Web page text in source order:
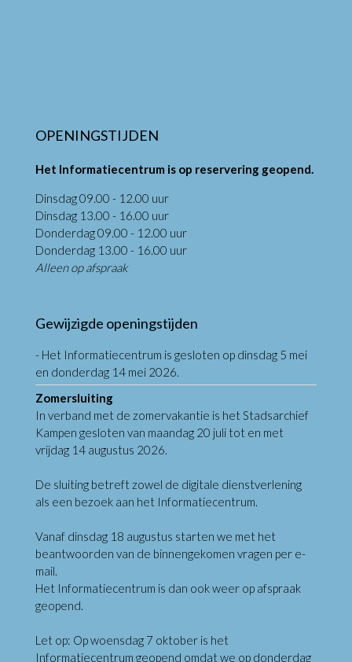
OPENINGSTIJDEN
Het Informatiecentrum is op reservering geopend.
Dinsdag 09.00 - 12.00 uur
Dinsdag 13.00 - 16.00 uur
Donderdag 09.00 - 12.00 uur
Donderdag 13.00 - 16.00 uur
Alleen op afspraak
Gewijzigde openingstijden
- Het Informatiecentrum is gesloten op dinsdag 5 mei
en donderdag 14 mei 2026.
Zomersluiting
In verband met de zomervakantie is het Stadsarchief
Kampen gesloten van maandag 20 juli tot en met
vrijdag 14 augustus 2026.
De sluiting betreft zowel de digitale dienstverlening
als een bezoek aan het Informatiecentrum.
Vanaf dinsdag 18 augustus starten we met het
beantwoorden van de binnengekomen vragen per e-
mail.
Het Informatiecentrum is dan ook weer op afspraak
geopend.
Let op: Op woensdag 7 oktober is het
Informatiecentrum geopend omdat we op donderdag